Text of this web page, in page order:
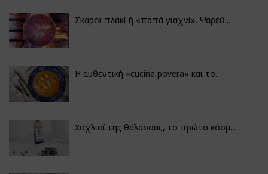
Σκάροι πλακί ή «παπά γιαχνί». Ψαρεύ...
Η αυθεντική «cucina povera» και το...
Χοχλιοί της θάλασσας, το πρώτο κόσμ...